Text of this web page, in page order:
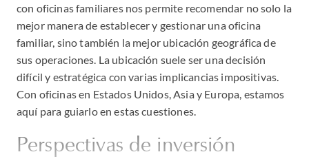
con oficinas familiares nos permite recomendar no solo la
mejor manera de establecer y gestionar una oficina
familiar, sino también la mejor ubicación geográfica de
sus operaciones. La ubicación suele ser una decisión
difícil y estratégica con varias implicancias impositivas.
Con oficinas en Estados Unidos, Asia y Europa, estamos
aquí para guiarlo en estas cuestiones.
Perspectivas de inversión